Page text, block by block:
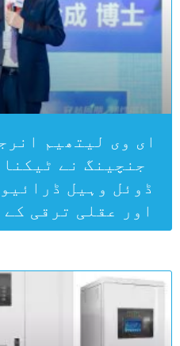
ای وی لیتھیم
جنچینگ نے
ڈوئل وہیل
اور عقلی ترقی